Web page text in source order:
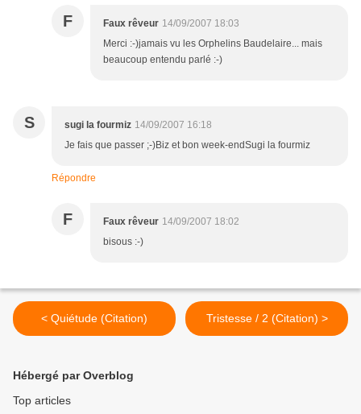
F Faux rêveur 14/09/2007 18:03
Merci :-)jamais vu les Orphelins Baudelaire... mais
beaucoup entendu parlé :-)
S sugi la fourmiz 14/09/2007 16:18
Je fais que passer ;-)Biz et bon week-endSugi la fourmiz
Répondre
F Faux rêveur 14/09/2007 18:02
bisous :-)
< Quiétude (Citation) Tristesse / 2 (Citation) >
Hébergé par Overblog
Top articles